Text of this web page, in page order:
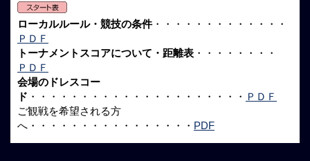
ローカルルール・競技の条件・・・・・・・・・・・・・
ＰＤＦ
トーナメントスコアについて・距離表 ・・・・・・・・
ＰＤＦ
会場のドレスコー
ド ・・・・・・・・・・・・・・・・・・・・・ ＰＤＦ
ご観戦を希望される方
へ・・・・・・・・・・・・・・・・ PDF